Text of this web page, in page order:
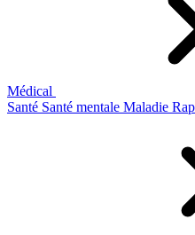
Médical
Santé Santé mentale Maladie